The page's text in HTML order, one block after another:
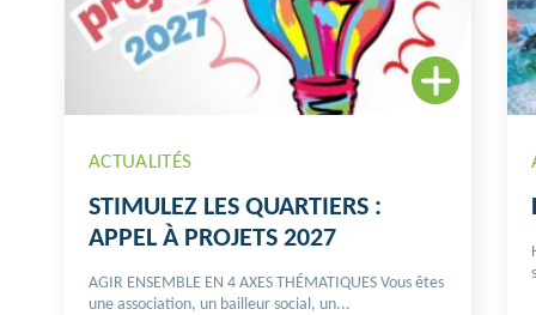
ACTUALITÉS
STIMULEZ LES QUARTIERS :
APPEL À PROJETS 2027
AGIR ENSEMBLE EN 4 AXES THÉMATIQUES Vous êtes
une association, un bailleur social, un...